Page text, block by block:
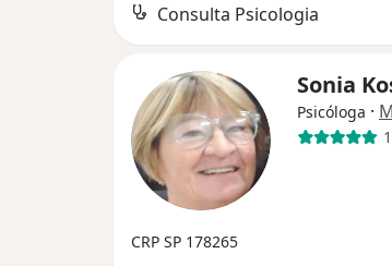
Consulta Psicologia
Sonia
Psicóloga ·
CRP SP 178265